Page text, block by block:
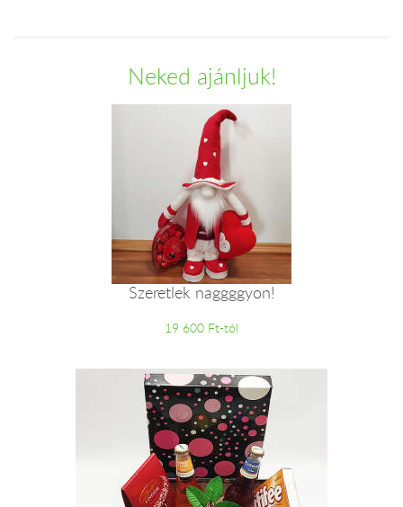
Neked ajánljuk!
Szeretlek naggggyon!
19 600 Ft-tól